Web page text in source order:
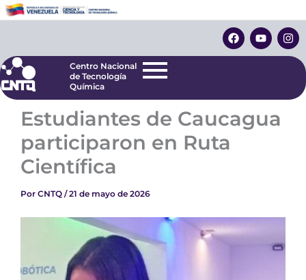
al
F
a
c
o
Y
o
u
e
I
n
s
r
Centro Nacional
de Tecnología
Centro Nacional
de Tecnología
Química
Estudiantes de Caucagua
participaron en Ruta
Científica
Por CNTQ /21 de mayo de 2026